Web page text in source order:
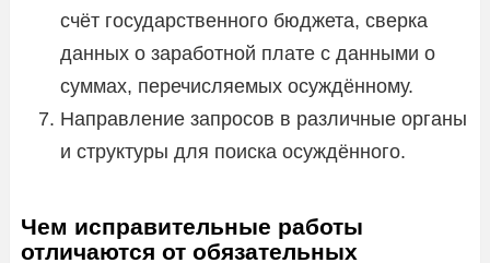
счёт государственного бюджета, сверка
данных о заработной плате с данными о
суммах, перечисляемых осуждённому.
Направление запросов в различные органы
и структуры для поиска осуждённого.
Чем исправительные работы
отличаются от обязательных